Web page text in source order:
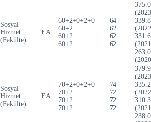
Sosyal
Hizmet
(Fakülte)
EA
60+2+0+2+0
60+2
60+2
60+2
64
62
62
62
Sosyal
Hizmet
(Fakülte)
EA
70+2+0+2+0
70+2
70+2
70+2
74
72
72
72